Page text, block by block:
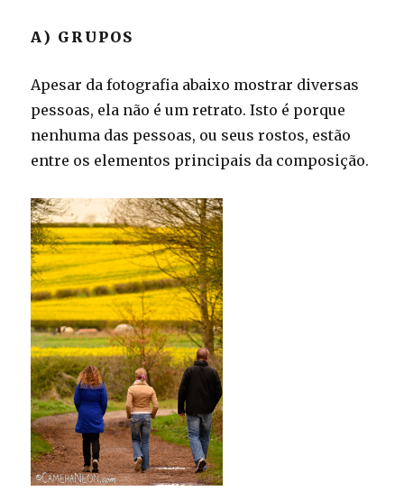
A) GRUPOS
Apesar da fotografia abaixo mostrar diversas
pessoas, ela não é um retrato. Isto é porque
nenhuma das pessoas, ou seus rostos, estão
entre os elementos principais da composição.